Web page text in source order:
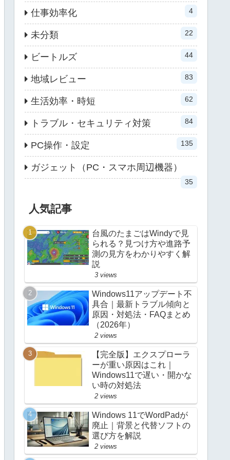
仕事効率化 4
未分類 22
ビートルズ 44
地域レビュー 83
生活効率・時短 62
トラブル・セキュリティ対策 84
PC操作・設定 135
ガジェット（PC・スマホ周辺機器）
35
人気記事
台風のたまごはWindyで見
られる？見つけ方や進路予
測の見方をわかりやすく解
説
3 views
Windows11アップデート不
具合｜最新トラブル傾向と
原因・対処法・FAQまとめ
（2026年）
2 views
【完全版】エクスプローラ
ーが重い原因はこれ｜
Windows11で遅い・開かな
い時の対処法
2 views
Windows 11でWordPadが
廃止｜背景と代替ソフトの
選び方を解説
2 views